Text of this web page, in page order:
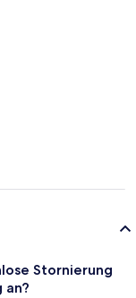
Stornierung
an?